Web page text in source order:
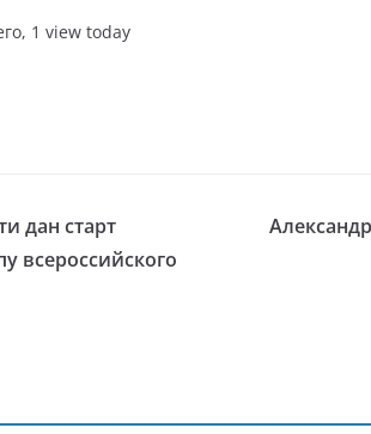
1 view today
дан старт
всероссийского